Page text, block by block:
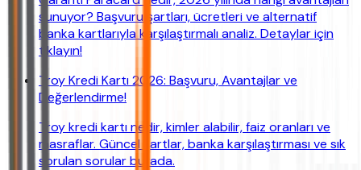
sunuyor? Başvuru şartları, ücretleri ve alternatif
banka kartlarıyla karşılaştırmalı analiz. Detaylar için
tıklayın!
Troy Kredi Kartı 2026: Başvuru, Avantajlar ve
Değerlendirme!
Troy kredi kartı nedir, kimler alabilir, faiz oranları ve
masraflar. Güncel şartlar, banka karşılaştırması ve sık
sorulan sorular burada.